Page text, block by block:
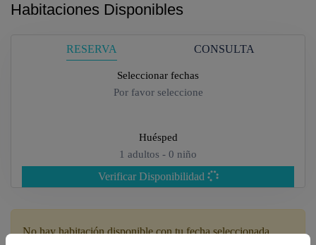
Habitaciones Disponibles
RESERVA CONSULTA
Seleccionar fechas
Por favor seleccione
Huésped
1 adultos - 0 niño
Verificar Disponibilidad
No hay habitación disponible con tu fecha seleccionada.